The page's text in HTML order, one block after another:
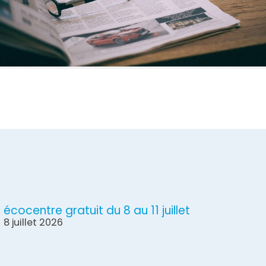
écocentre gratuit du 8 au 11 juillet
8 juillet 2026